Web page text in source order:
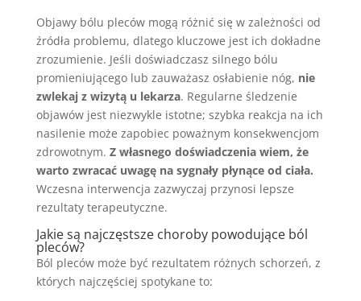
Objawy bólu pleców mogą różnić się w zależności od
źródła problemu, dlatego kluczowe jest ich dokładne
zrozumienie. Jeśli doświadczasz silnego bólu
promieniującego lub zauważasz osłabienie nóg, nie
zwlekaj z wizytą u lekarza. Regularne śledzenie
objawów jest niezwykle istotne; szybka reakcja na ich
nasilenie może zapobiec poważnym konsekwencjom
zdrowotnym. Z własnego doświadczenia wiem, że
warto zwracać uwagę na sygnały płynące od ciała.
Wczesna interwencja zazwyczaj przynosi lepsze
rezultaty terapeutyczne.
Jakie są najczęstsze choroby powodujące ból
pleców?
Ból pleców może być rezultatem różnych schorzeń, z
których najczęściej spotykane to: